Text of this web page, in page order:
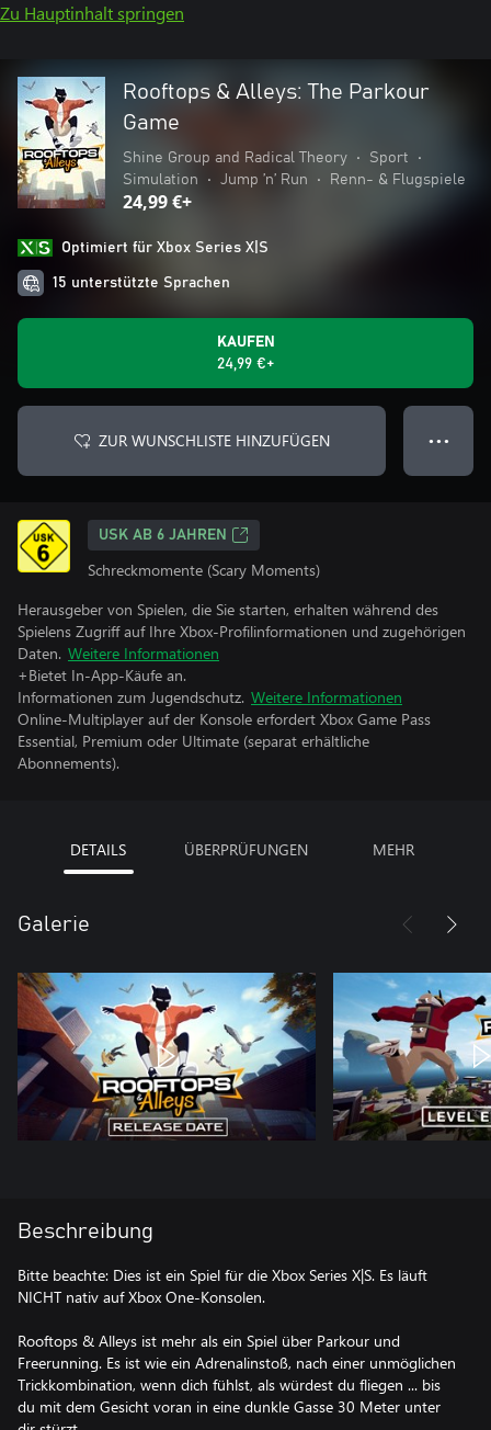
Zu Hauptinhalt springen
Rooftops & Alleys: The Parkour
Game
Shine Group and Radical Theory • Sport
•
Simulation
• Jump ’n’ Run • Renn- & Flugspiele
24,99 €+
Optimiert für Xbox Series X|S
15 unterstützte Sprachen
KAUFEN
24,99 €+
ZUR WUNSCHLISTE HINZUFÜGEN ● ● ●
USK AB 6 JAHREN
Schreckmomente (Scary Moments)
Herausgeber von Spielen, die Sie starten, erhalten während des
Spielens Zugriff auf Ihre Xbox-Profilinformationen und zugehörigen
Daten. Weitere Informationen
+Bietet In-App-Käufe an.
Informationen zum Jugendschutz. Weitere Informationen
Online-Multiplayer auf der Konsole erfordert Xbox Game Pass
Essential, Premium oder Ultimate (separat erhältliche
Abonnements).
DETAILS ÜBERPRÜFUNGEN MEHR
Galerie
Beschreibung
Bitte beachte: Dies ist ein Spiel für die Xbox Series X|S. Es läuft
NICHT nativ auf Xbox One-Konsolen.
Rooftops & Alleys ist mehr als ein Spiel über Parkour und
Freerunning. Es ist wie ein Adrenalinstoß, nach einer unmöglichen
Trickkombination, wenn dich fühlst, als würdest du fliegen ... bis
du mit dem Gesicht voran in eine dunkle Gasse 30 Meter unter